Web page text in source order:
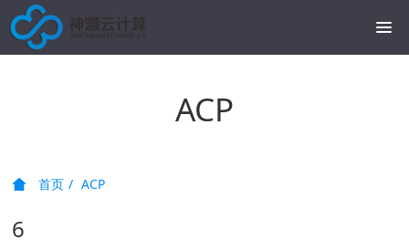
ACP
首页 ACP
6